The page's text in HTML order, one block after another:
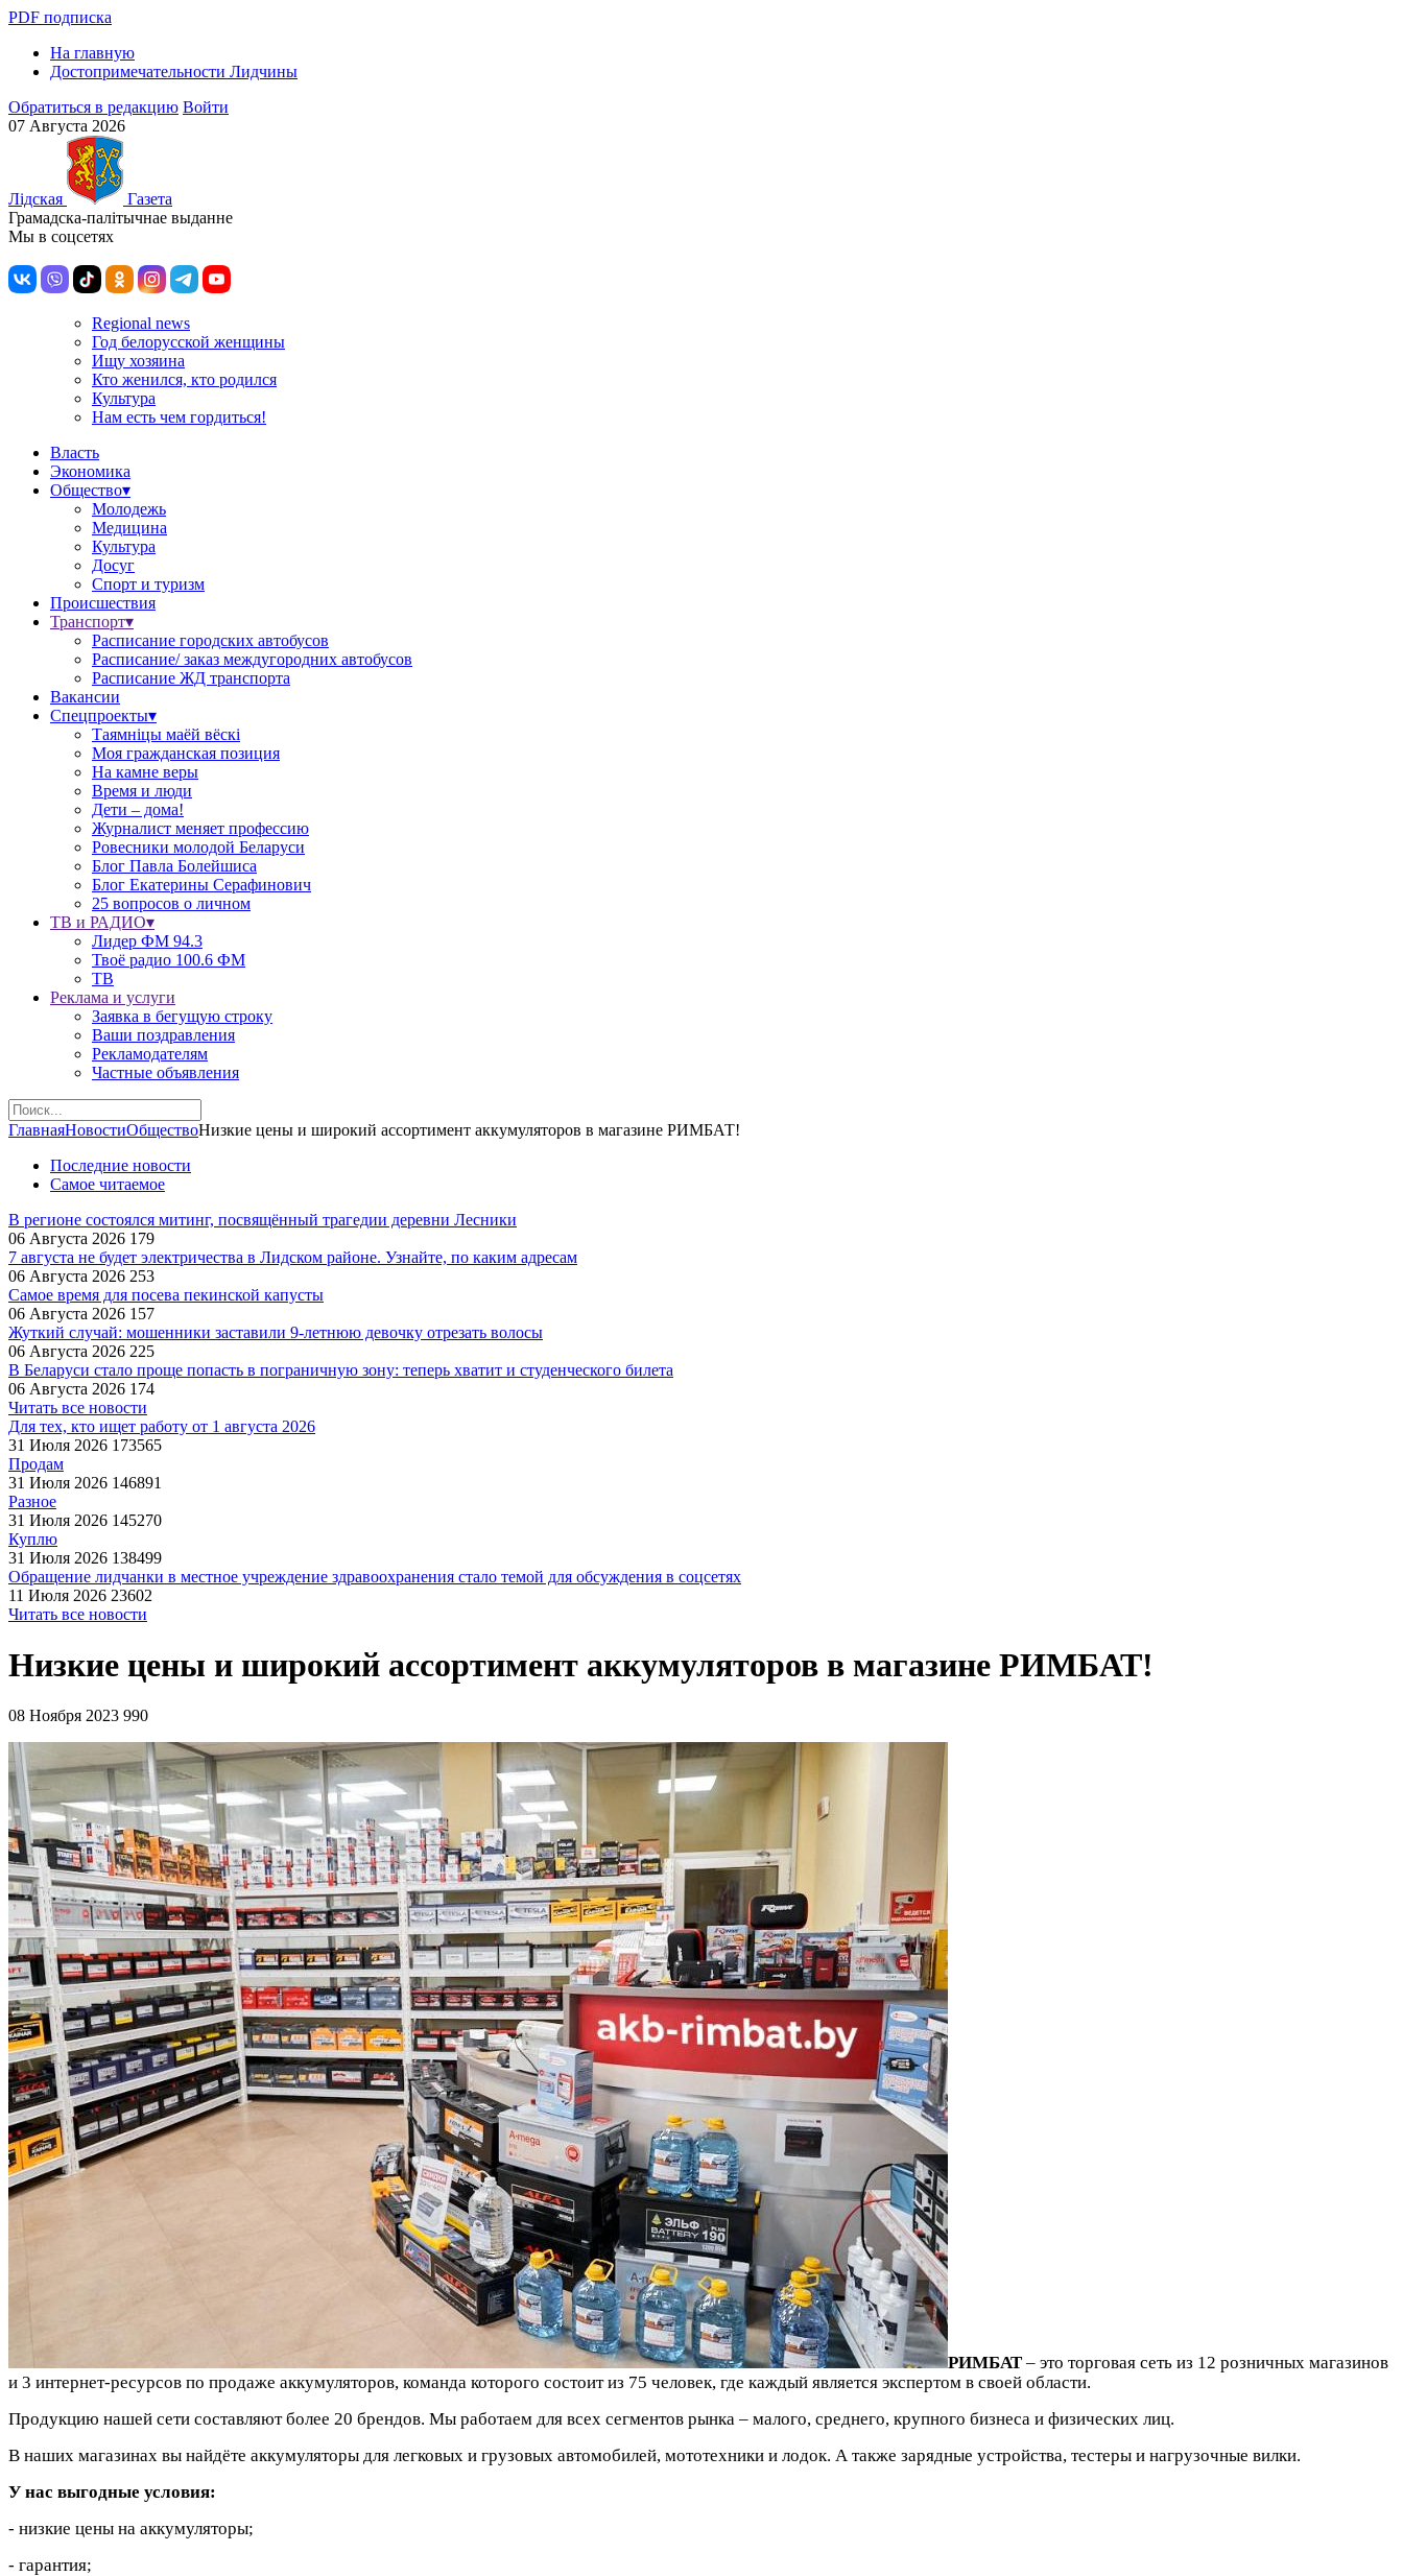
PDF подписка
На главную
Достопримечательности Лидчины
Обратиться в редакцию Войти
07 Августа 2026
Лiдская
Газета
Грамадска-палiтычнае выданне
Мы в соцсетях
Regional news
Год белорусской женщины
Ищу хозяина
Кто женился, кто родился
Культура
Нам есть чем гордиться!
Власть
Экономика
Общество▾
Молодежь
Медицина
Культура
Досуг
Спорт и туризм
Происшествия
Транспорт▾
Расписание городских автобусов
Расписание/ заказ междугородних автобусов
Расписание ЖД транспорта
Вакансии
Спецпроекты▾
Таямніцы маёй вёскі
Моя гражданская позиция
На камне веры
Время и люди
Дети – дома!
Журналист меняет профессию
Ровесники молодой Беларуси
Блог Павла Болейшиса
Блог Екатерины Серафинович
25 вопросов о личном
ТВ и РАДИО▾
Лидер ФМ 94.3
Твоё радио 100.6 ФМ
ТВ
Реклама и услуги
Заявка в бегущую строку
Ваши поздравления
Рекламодателям
Частные объявления
ГлавнаяНовостиОбществоНизкие цены и широкий ассортимент аккумуляторов в магазине РИМБАТ!
Последние новости
Самое читаемое
В регионе состоялся митинг, посвящённый трагедии деревни Лесники
06 Августа 2026 179
7 августа не будет электричества в Лидском районе. Узнайте, по каким адресам
06 Августа 2026 253
Самое время для посева пекинской капусты
06 Августа 2026 157
Жуткий случай: мошенники заставили 9‑летнюю девочку отрезать волосы
06 Августа 2026 225
В Беларуси стало проще попасть в пограничную зону: теперь хватит и студенческого билета
06 Августа 2026 174
Читать все новости
Для тех, кто ищет работу от 1 августа 2026
31 Июля 2026 173565
Продам
31 Июля 2026 146891
Разное
31 Июля 2026 145270
Куплю
31 Июля 2026 138499
Обращение лидчанки в местное учреждение здравоохранения стало темой для обсуждения в соцсетях
11 Июля 2026 23602
Читать все новости
Низкие цены и широкий ассортимент аккумуляторов в магазине РИМБАТ!
08 Ноября 2023 990
РИМБАТ – это торговая сеть из 12 розничных магазинов
и 3 интернет-ресурсов по продаже аккумуляторов, команда которого состоит из 75 человек, где каждый является экспертом в своей области.
Продукцию нашей сети составляют более 20 брендов. Мы работаем для всех сегментов рынка – малого, среднего, крупного бизнеса и физических лиц.
В наших магазинах вы найдёте аккумуляторы для легковых и грузовых автомобилей, мототехники и лодок. А также зарядные устройства, тестеры и нагрузочные вилки.
У нас выгодные условия:
- низкие цены на аккумуляторы;
- гарантия;